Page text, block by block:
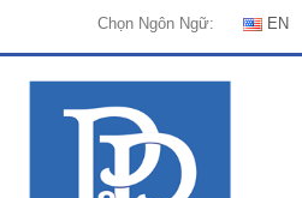
Chọn Ngôn Ngữ: EN